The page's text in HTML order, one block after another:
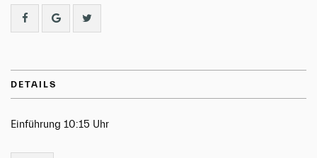
DETAILS
Einführung 10:15 Uhr